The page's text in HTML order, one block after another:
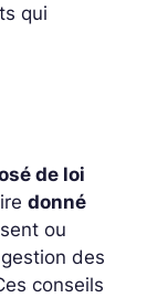
qui
de loi
donné
ou
des
conseils